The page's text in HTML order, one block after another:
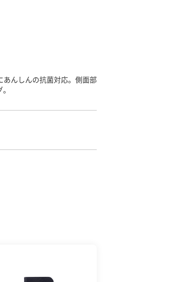
あんしんの抗菌対応。側面部